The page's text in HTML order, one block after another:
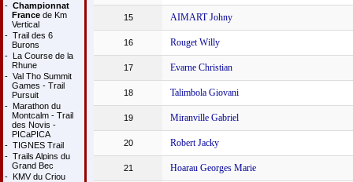
- Championnat
Francede Km
Vertical
- Trail des 6
Burons
- La Course de la
Rhune
- Val Tho Summit
Games - Trail
Pursuit
- Marathon du
Montcalm - Trail
des Novis -
PICaPICA
- TIGNES Trail
- Trails Alpins du
Grand Bec
- KMV du Criou
15 AIMART Johny
16 Rouget Willy
17 Evarne Christian
18 Talimbola Giovani
19 Miranville Gabriel
20 Robert Jacky
21 Hoarau Georges Marie